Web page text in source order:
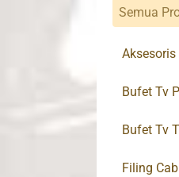
Semua
Bufet Tv
Bufet Tv
Filing